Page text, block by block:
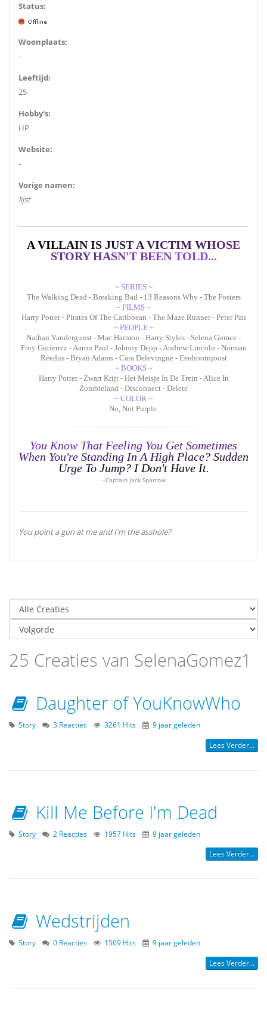
Status:
Woonplaats:
-
Leeftijd:
25
Hobby's:
HP
Website:
-
Vorige namen:
lijst
A VILLAIN IS JUST A VICTIM WHOSE
STORY HASN'T BEEN TOLD...
~ SERIES ~
The Walking Dead - Breaking Bad - 13 Reasons Why - The Fosters
~ FILMS ~
Harry Potter - Pirates Of The Caribbean - The Maze Runner - Peter Pan
~ PEOPLE ~
Nathan Vandergunst - Mac Harmon - Harry Styles - Selena Gomez -
Froy Gutierrez - Aaron Paul - Johnny Depp - Andrew Lincoln - Norman
Reedus - Bryan Adams - Cara Delevingne - Eenhoornjoost
~ BOOKS ~
Harry Potter - Zwart Krijt - Het Meisje In De Trein - Alice In
Zombieland - Disconnect - Delete
~ COLOR ~
No, Not Purple.
You Know That Feeling You Get Sometimes
When You're Standing In A High Place? Sudden
Urge To Jump? I Don't Have It.
~Captain Jack Sparrow
You point a gun at me and I'm the asshole?
25 Creaties van SelenaGomez1
Daughter of YouKnowWho
Story 3 Reacties 3261 Hits 9 jaar geleden
Lees Verder...
Kill Me Before I'm Dead
Story 2 Reacties 1957 Hits 9 jaar geleden
Lees Verder...
Wedstrijden
Story 0 Reacties 1569 Hits 9 jaar geleden
Lees Verder...